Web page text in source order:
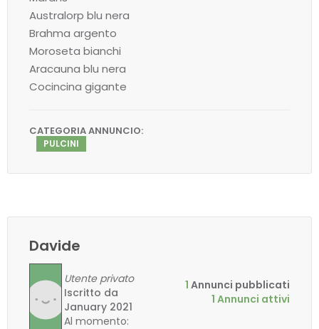
Australorp blu nera
Brahma argento
Moroseta bianchi
Aracauna blu nera
Cocincina gigante
CATEGORIA ANNUNCIO:
PULCINI
Davide
Utente privato
Iscritto da
January 2021
Al momento:
1 Annunci pubblicati
1 Annunci attivi